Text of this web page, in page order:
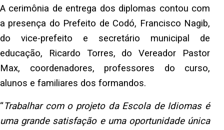
A cerimônia de entrega dos diplomas contou com
a presença do Prefeito de Codó, Francisco Nagib,
do vice-prefeito e secretário municipal de
educação, Ricardo Torres, do Vereador Pastor
Max, coordenadores, professores do curso,
alunos e familiares dos formandos.
“Trabalhar com o projeto da Escola de Idiomas é
uma grande satisfação e uma oportunidade única